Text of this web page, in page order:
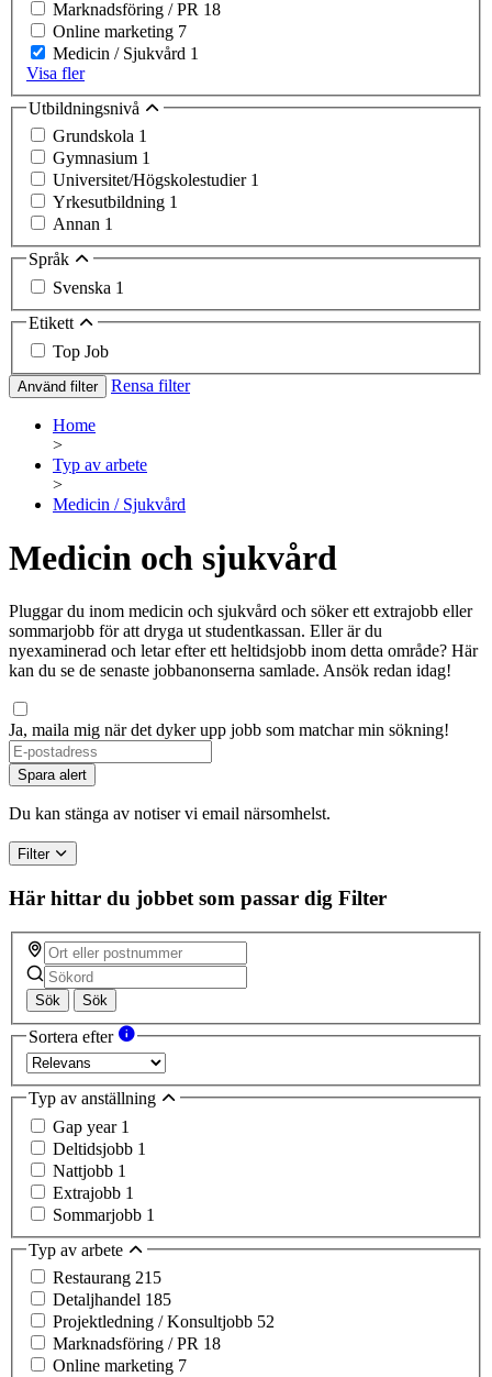
Marknadsföring / PR 18
Online marketing 7
Medicin / Sjukvård 1
Visa fler
Utbildningsnivå
Grundskola 1
Gymnasium 1
Universitet/Högskolestudier 1
Yrkesutbildning 1
Annan 1
Språk
Svenska 1
Etikett
Top Job
Använd filter Rensa filter
Home
>
Typ av arbete
>
Medicin / Sjukvård
Medicin och sjukvård
Pluggar du inom medicin och sjukvård och söker ett extrajobb eller
sommarjobb för att dryga ut studentkassan. Eller är du
nyexaminerad och letar efter ett heltidsjobb inom detta område? Här
kan du se de senaste jobbanonserna samlade. Ansök redan idag!
Ja, maila mig när det dyker upp jobb som matchar min sökning!
Spara alert
Du kan stänga av notiser vi email närsomhelst.
Filter
Här hittar du jobbet som passar dig Filter
Sök Sök
Sortera efter
Typ av anställning
Gap year 1
Deltidsjobb 1
Nattjobb 1
Extrajobb 1
Sommarjobb 1
Typ av arbete
Restaurang 215
Detaljhandel 185
Projektledning / Konsultjobb 52
Marknadsföring / PR 18
Online marketing 7